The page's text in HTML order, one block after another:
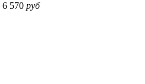
6 570 руб